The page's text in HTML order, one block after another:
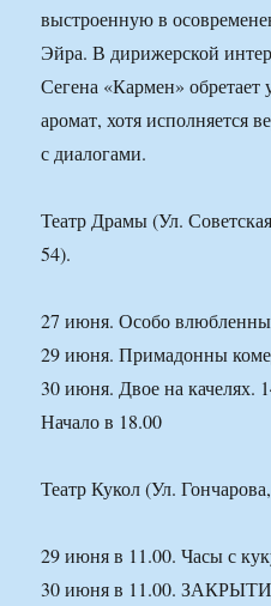
выстроенную в
Эйра. В дирижерской
Сегена «Кармен» обретает
аромат, хотя исполняется
с диалогами.
Театр Драмы (Ул.
54).
27 июня. Особо
29 июня. Примадонны
30 июня. Двое на качелях.
Начало в 18.00
Театр Кукол (Ул.
29 июня в 11.00. Часы с
30 июня в 11.00.